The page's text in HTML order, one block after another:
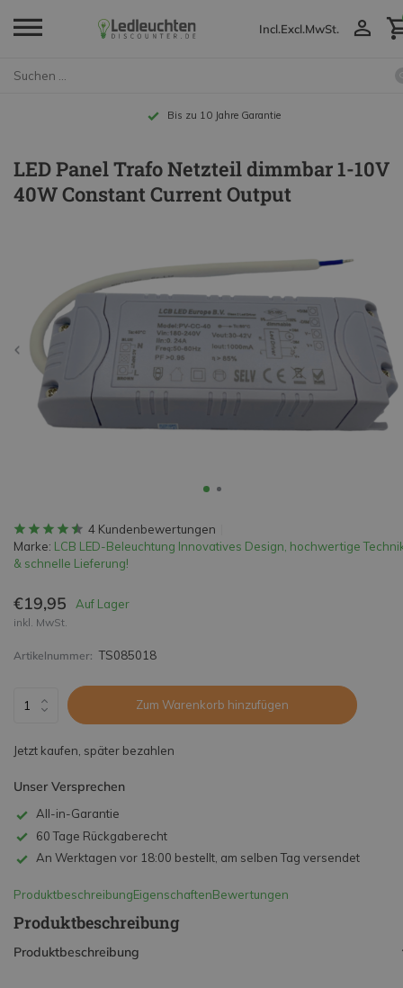
Incl.Excl.MwSt.
Bis zu 10 Jahre Garantie
LED Panel Trafo Netzteil dimmbar 1-10V
40W Constant Current Output
4 Kundenbewertungen
Marke: LCB LED-Beleuchtung Innovatives Design, hochwertige
& schnelle Lieferung!
€19,95 Auf Lager
inkl. MwSt.
Artikelnummer: TS085018
Zum Warenkorb hinzufügen
Jetzt kaufen, später bezahlen
Unser Versprechen
All-in-Garantie
60 Tage Rückgaberecht
An Werktagen vor 18:00 bestellt, am selben Tag versendet
ProduktbeschreibungEigenschaftenBewertungen
Produktbeschreibung
Produktbeschreibung